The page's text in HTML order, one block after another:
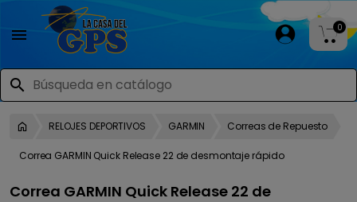

search
0
RELOJES DEPORTIVOS GARMIN Correas de Repuesto
Correa GARMIN Quick Release 22 de desmontaje rápido
Correa GARMIN Quick Release 22 de